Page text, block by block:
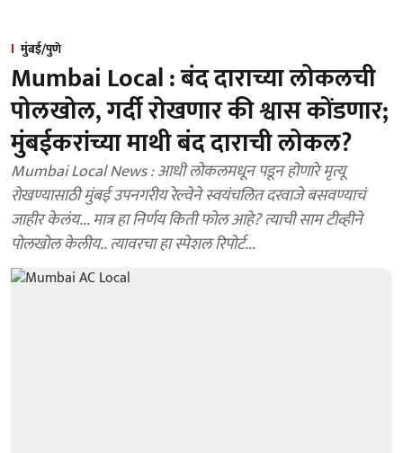
मुंबई/पुणे
Mumbai Local : बंद दाराच्या लोकलची
पोलखोल, गर्दी रोखणार की श्वास कोंडणार;
मुंबईकरांच्या माथी बंद दाराची लोकल?
Mumbai Local News : आधी लोकलमधून पडून होणारे मृत्यू
रोखण्यासाठी मुंबई उपनगरीय रेल्वेने स्वयंचलित दरवाजे बसवण्याचं
जाहीर केलंय... मात्र हा निर्णय किती फोल आहे? त्याची साम टीव्हीने
पोलखोल केलीय.. त्यावरचा हा स्पेशल रिपोर्ट...